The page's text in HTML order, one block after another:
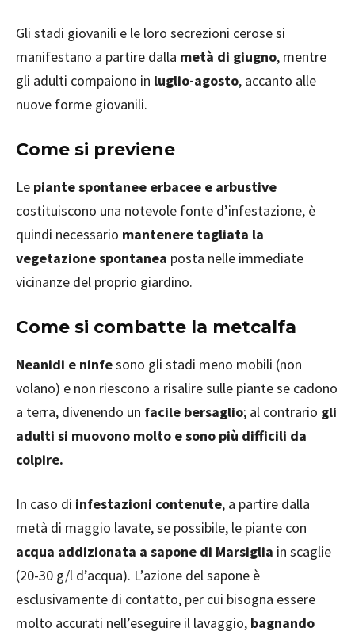
Gli stadi giovanili e le loro secrezioni cerose si
manifestano a partire dalla metà di giugno, mentre
gli adulti compaiono in luglio-agosto, accanto alle
nuove forme giovanili.
Come si previene
Le piante spontanee erbacee e arbustive
costituiscono una notevole fonte d’infestazione, è
quindi necessario mantenere tagliata la
vegetazione spontanea posta nelle immediate
vicinanze del proprio giardino.
Come si combatte la metcalfa
Neanidi e ninfesono gli stadi meno mobili (non
volano) e non riescono a risalire sulle piante se cadono
a terra, divenendo un facile bersaglio; al contrario gli
adulti si muovono molto e sono più difficili da
colpire.
In caso di infestazioni contenute, a partire dalla
metà di maggio lavate, se possibile, le piante con
acqua addizionata a sapone di Marsiglia in scaglie
(20-30 g/l d’acqua). L’azione del sapone è
esclusivamente di contatto, per cui bisogna essere
molto accurati nell’eseguire il lavaggio, bagnando